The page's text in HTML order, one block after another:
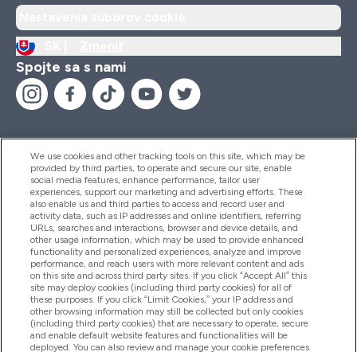
Spojte sa s nami
Pomoc & Informácie
Produkty
Informácie O Spoločnosti
Vernosť & Odmeny
We use cookies and other tracking tools on this site, which may be
provided by third parties, to operate and secure our site, enable
social media features, enhance performance, tailor user
experiences, support our marketing and advertising efforts. These
also enable us and third parties to access and record user and
activity data, such as IP addresses and online identifiers, referring
URLs, searches and interactions, browser and device details, and
other usage information, which may be used to provide enhanced
functionality and personalized experiences, analyze and improve
performance, and reach users with more relevant content and ads
on this site and across third party sites. If you click “Accept All” this
site may deploy cookies (including third party cookies) for all of
these purposes. If you click “Limit Cookies,” your IP address and
other browsing information may still be collected but only cookies
(including third party cookies) that are necessary to operate, secure
and enable default website features and functionalities will be
deployed. You can also review and manage your cookie preferences